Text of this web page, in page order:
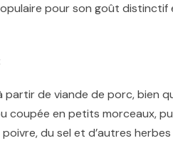
pour son goût distinctif
de viande de porc, bien
coupée en petits morceaux,
du sel et d’autres